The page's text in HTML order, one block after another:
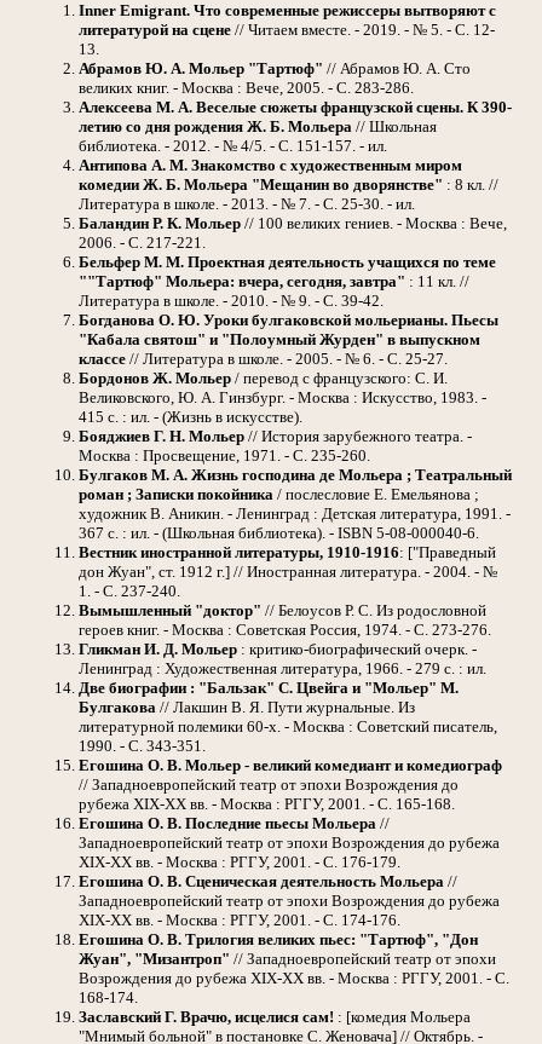
Inner Emigrant. Что современные режиссеры вытворяют с
литературой на сцене // Читаем вместе. - 2019. - № 5. - С. 12-
13.
Абрамов Ю. А. Мольер "Тартюф" // Абрамов Ю. А. Сто
великих книг. - Москва : Вече, 2005. - С. 283-286.
Алексеева М. А. Веселые сюжеты французской сцены. К 390-
летию со дня рождения Ж. Б. Мольера // Школьная
библиотека. - 2012. - № 4/5. - С. 151-157. - ил.
Антипова А. М. Знакомство с художественным миром
комедии Ж. Б. Мольера "Мещанин во дворянстве" : 8 кл. //
Литература в школе. - 2013. - № 7. - С. 25-30. - ил.
Баландин Р. К. Мольер // 100 великих гениев. - Москва : Вече,
2006. - С. 217-221.
Бельфер М. М. Проектная деятельность учащихся по теме
""Тартюф" Мольера: вчера, сегодня, завтра" : 11 кл. //
Литература в школе. - 2010. - № 9. - С. 39-42.
Богданова О. Ю. Уроки булгаковской мольерианы. Пьесы
"Кабала святош" и "Полоумный Журден" в выпускном
классе // Литература в школе. - 2005. - № 6. - С. 25-27.
Бордонов Ж. Мольер / перевод с французского: С. И.
Великовского, Ю. А. Гинзбург. - Москва : Искусство, 1983. -
415 с. : ил. - (Жизнь в искусстве).
Бояджиев Г. Н. Мольер // История зарубежного театра. -
Москва : Просвещение, 1971. - С. 235-260.
Булгаков М. А. Жизнь господина де Мольера ; Театральный
роман ; Записки покойника / послесловие Е. Емельянова ;
художник В. Аникин. - Ленинград : Детская литература, 1991. -
367 с. : ил. - (Школьная библиотека). - ISBN 5-08-000040-6.
Вестник иностранной литературы, 1910-1916: ["Праведный
дон Жуан", ст. 1912 г.] // Иностранная литература. - 2004. - №
1. - С. 237-240.
Вымышленный "доктор" // Белоусов Р. С. Из родословной
героев книг. - Москва : Советская Россия, 1974. - С. 273-276.
Гликман И. Д. Мольер : критико-биографический очерк. -
Ленинград : Художественная литература, 1966. - 279 с. : ил.
Две биографии : "Бальзак" С. Цвейга и "Мольер" М.
Булгакова // Лакшин В. Я. Пути журнальные. Из
литературной полемики 60-х. - Москва : Советский писатель,
1990. - С. 343-351.
Егошина О. В. Мольер - великий комедиант и комедиограф
// Западноевропейский театр от эпохи Возрождения до
рубежа XIX-XX вв. - Москва : РГГУ, 2001. - С. 165-168.
Егошина О. В. Последние пьесы Мольера //
Западноевропейский театр от эпохи Возрождения до рубежа
XIX-XX вв. - Москва : РГГУ, 2001. - С. 176-179.
Егошина О. В. Сценическая деятельность Мольера //
Западноевропейский театр от эпохи Возрождения до рубежа
XIX-XX вв. - Москва : РГГУ, 2001. - С. 174-176.
Егошина О. В. Трилогия великих пьес: "Тартюф", "Дон
Жуан", "Мизантроп" // Западноевропейский театр от эпохи
Возрождения до рубежа XIX-XX вв. - Москва : РГГУ, 2001. - С.
168-174.
Заславский Г. Врачю, исцелися сам! : [комедия Мольера
"Мнимый больной" в постановке С. Женовача] // Октябрь. -